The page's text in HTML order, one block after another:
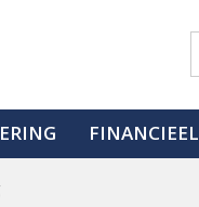
FINANCIEEL